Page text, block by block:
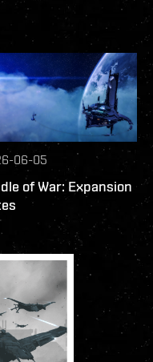
06-05
of War: Expansion